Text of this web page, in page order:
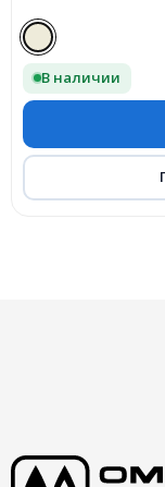
В наличии